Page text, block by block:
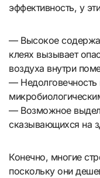
эффективность, у
— Высокое
клеях вызывает
воздуха внутри
— Недолговечность
— Возможное
сказывающихся на
Конечно, многие
поскольку они